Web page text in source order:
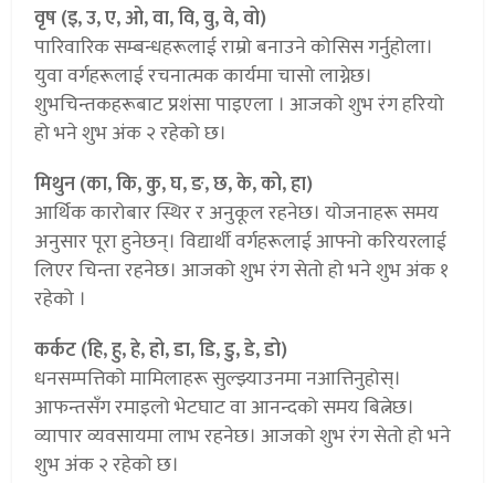
वृष (इ, उ, ए, ओ, वा, वि, वु, वे, वो)
पारिवारिक सम्बन्धहरूलाई राम्रो बनाउने कोसिस गर्नुहोला।
युवा वर्गहरूलाई रचनात्मक कार्यमा चासो लाग्नेछ।
शुभचिन्तकहरूबाट प्रशंसा पाइएला । आजको शुभ रंग हरियो
हो भने शुभ अंक २ रहेको छ।
मिथुन (का, कि, कु, घ, ङ, छ, के, को, हा)
आर्थिक कारोबार स्थिर र अनुकूल रहनेछ। योजनाहरू समय
अनुसार पूरा हुनेछन्। विद्यार्थी वर्गहरूलाई आफ्नो करियरलाई
लिएर चिन्ता रहनेछ। आजको शुभ रंग सेतो हो भने शुभ अंक १
रहेको ।
कर्कट (हि, हु, हे, हो, डा, डि, डु, डे, डो)
धनसम्पत्तिको मामिलाहरू सुल्झ्याउनमा नआत्तिनुहोस्।
आफन्तसँग रमाइलो भेटघाट वा आनन्दको समय बित्नेछ।
व्यापार व्यवसायमा लाभ रहनेछ। आजको शुभ रंग सेतो हो भने
शुभ अंक २ रहेको छ।